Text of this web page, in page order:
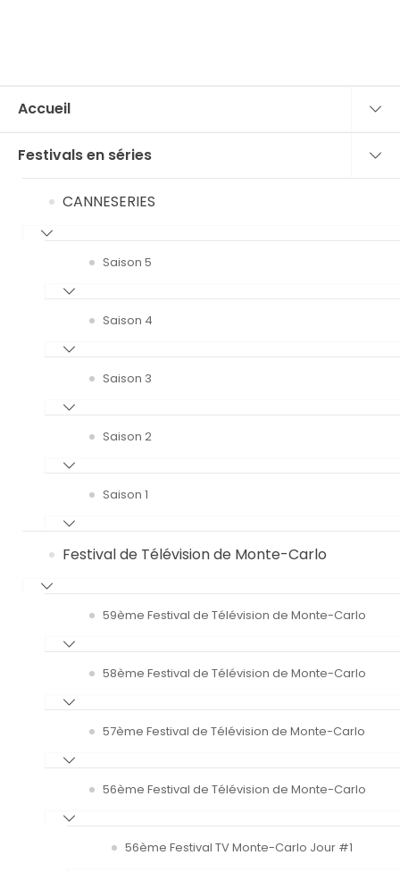
Accueil
Festivals en séries
CANNESERIES
Saison 5
Saison 4
Saison 3
Saison 2
Saison 1
Festival de Télévision de Monte-Carlo
59ème Festival de Télévision de Monte-Carlo
58ème Festival de Télévision de Monte-Carlo
57ème Festival de Télévision de Monte-Carlo
56ème Festival de Télévision de Monte-Carlo
56ème Festival TV Monte-Carlo Jour #1